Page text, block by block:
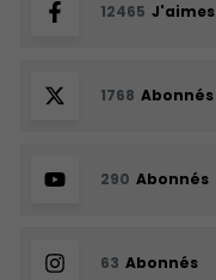
12465 J'aimes
1768 Abonnés
290 Abonnés
63 Abonnés